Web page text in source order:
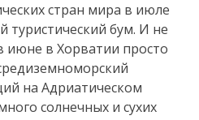
стран мира в июле
туристический бум. И не
июне в Хорватии просто
на Адриатическом
солнечных и сухих